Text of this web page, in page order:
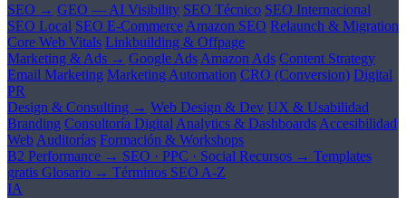
SEO → GEO — AI Visibility SEO Técnico SEO Internacional
SEO Local SEO E-Commerce Amazon SEO Relaunch & Migration
Core Web Vitals Linkbuilding & Offpage
Marketing & Ads → Google Ads Amazon Ads Content Strategy
Email Marketing Marketing Automation CRO (Conversion) Digital
PR
Design & Consulting → Web Design & Dev UX & Usabilidad
Branding Consultoría Digital Analytics & Dashboards Accesibilidad
Web Auditorías Formación & Workshops
B2 Performance → SEO · PPC · Social Recursos → Templates
gratis Glosario → Términos SEO A-Z
IA